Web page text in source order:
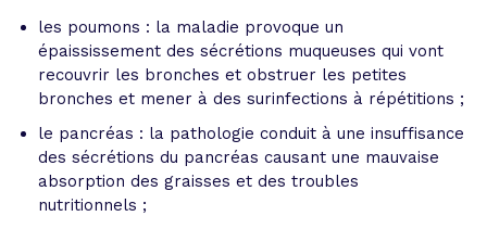
les poumons : la maladie provoque un
épaississement des sécrétions muqueuses qui vont
recouvrir les bronches et obstruer les petites
bronches et mener à des surinfections à répétitions ;
le pancréas : la pathologie conduit à une insuffisance
des sécrétions du pancréas causant une mauvaise
absorption des graisses et des troubles
nutritionnels ;